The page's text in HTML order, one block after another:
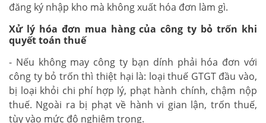
đăng ký nhập kho mà không xuất hóa đơn làm gì.
Xử lý hóa đơn mua hàng của công ty bỏ trốn khi
quyết toán thuế
- Nếu không may công ty bạn dính phải hóa đơn với
công ty bỏ trốn thì thiệt hại là: loại thuế GTGT đầu vào,
bị loại khỏi chi phí hợp lý, phạt hành chính, chậm nộp
thuế. Ngoài ra bị phạt về hành vi gian lận, trốn thuế,
tùy vào mức độ nghiêm trọng.